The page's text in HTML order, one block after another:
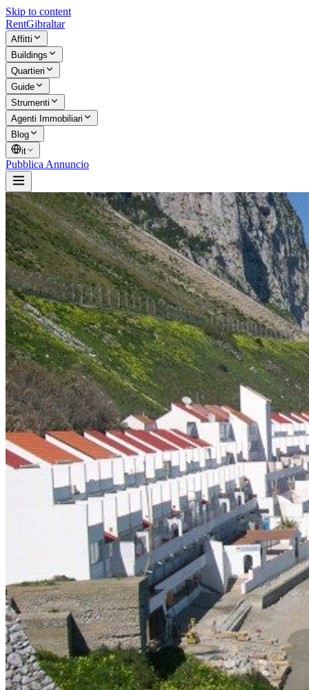
Skip to content
RentGibraltar
Affitti
Buildings
Quartieri
Guide
Strumenti
Agenti Immobiliari
Blog
it
Pubblica Annuncio